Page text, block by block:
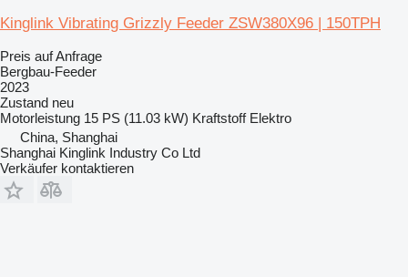
Kinglink Vibrating Grizzly Feeder ZSW380X96 | 150TPH
Preis auf Anfrage
Bergbau-Feeder
2023
Zustand neu
Motorleistung 15 PS (11.03 kW) Kraftstoff Elektro
China, Shanghai
Shanghai Kinglink Industry Co Ltd
Verkäufer kontaktieren